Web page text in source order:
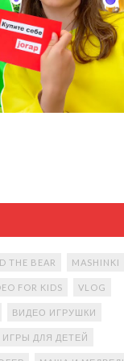
THE BEAR MASHINKI
FOR KIDS VLOG
ВИДЕО ИГРУШКИ
ИГРЫ ДЛЯ ДЕТЕЙ